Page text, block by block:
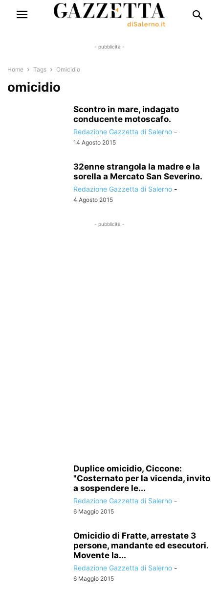
- pubblicità -
Home Tags Omicidio
omicidio
Scontro in mare, indagato
conducente motoscafo.
Redazione Gazzetta di Salerno -
14 Agosto 2015
32enne strangola la madre e la
sorella a Mercato San Severino.
Redazione Gazzetta di Salerno -
4 Agosto 2015
- pubblicità -
Duplice omicidio, Ciccone:
"Costernato per la vicenda, invito
a sospendere le...
Redazione Gazzetta di Salerno -
6 Maggio 2015
Omicidio di Fratte, arrestate 3
persone, mandante ed esecutori.
Movente la...
Redazione Gazzetta di Salerno -
6 Maggio 2015